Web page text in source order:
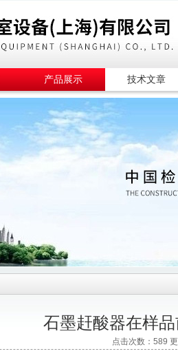
产品展示 技术文章
石墨赶酸器在样
点击次数：589